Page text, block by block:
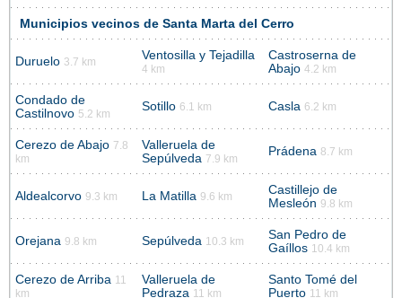
Municipios vecinos de Santa Marta del Cerro
Duruelo 3.7 km Ventosilla y Tejadilla
4 km
Castroserna de
Abajo 4.2 km
Condado de
Castilnovo 5.2 km
Sotillo 6.1 km Casla 6.2 km
Cerezo de Abajo 7.8
km
Valleruela de
Sepúlveda 7.9 km
Prádena 8.7 km
Aldealcorvo 9.3 km La Matilla 9.6 km
Castillejo de
Mesleón 9.8 km
Orejana 9.8 km Sepúlveda 10.3 km
San Pedro de
Gaíllos 10.4 km
Cerezo de Arriba 11
km
Valleruela de
Pedraza 11 km
Santo Tomé del
Puerto 11 km